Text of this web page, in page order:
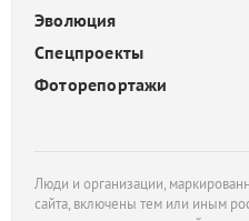
Эволюция
Спецпроекты
Фоторепортажи
Люди и организации,
сайта, включены тем или иным